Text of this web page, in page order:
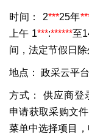
时间： 2***25年
上午 1***:******至
间，法定节假日除
地点： 政采云平
方式： 供应商登
申请获取采购文
菜单中选择项目